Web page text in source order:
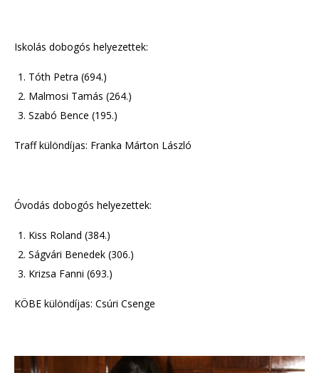
Iskolás dobogós helyezettek:
Tóth Petra (694.)
Malmosi Tamás (264.)
Szabó Bence (195.)
Traff különdíjas: Franka Márton László
Óvodás dobogós helyezettek:
Kiss Roland (384.)
Ságvári Benedek (306.)
Krizsa Fanni (693.)
KÖBE különdíjas: Csúri Csenge